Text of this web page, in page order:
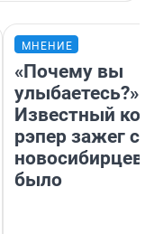
МНЕНИЕ
«Почему вы
улыбаетесь?»
Известный
рэпер зажег с
новосибирцев:
было